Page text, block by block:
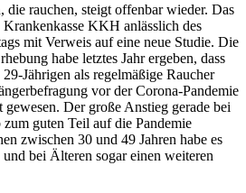
rauchen, steigt offenbar wieder. Das
KKH anlässlich des
mit Verweis auf eine neue Studie. Die
habe letztes Jahr ergeben, dass
Jährigen als regelmäßige Raucher
vor der Corona-Pandemie
gewesen. Der große Anstieg gerade bei
guten Teil auf die Pandemie
zwischen 30 und 49 Jahren habe es
bei Älteren sogar einen weiteren